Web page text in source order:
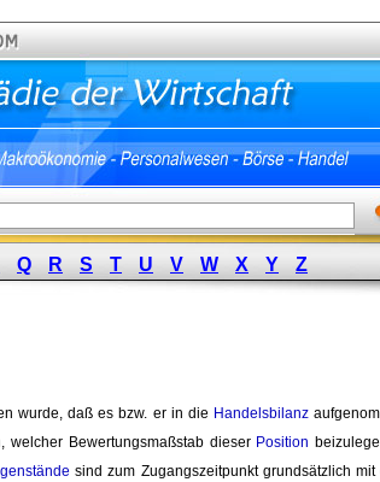
Q R S T U V W X Y Z
wurde, daß es bzw. er in die Handelsbilanz
welcher Bewertungsmaßstab dieser Position
sind zum Zugangszeitpunkt grundsätzlich mit